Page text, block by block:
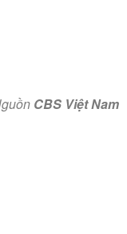
CBS Việt Nam